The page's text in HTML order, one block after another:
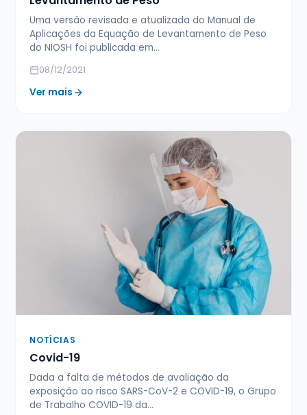
Uma versão revisada e atualizada do Manual de
Aplicações da Equação de Levantamento de Peso
do NIOSH foi publicada em…
08/12/2021
Ver mais
NOTÍCIAS
Covid-19
Dada a falta de métodos de avaliação da
exposição ao risco SARS-CoV-2 e COVID-19, o Grupo
de Trabalho COVID-19 da…